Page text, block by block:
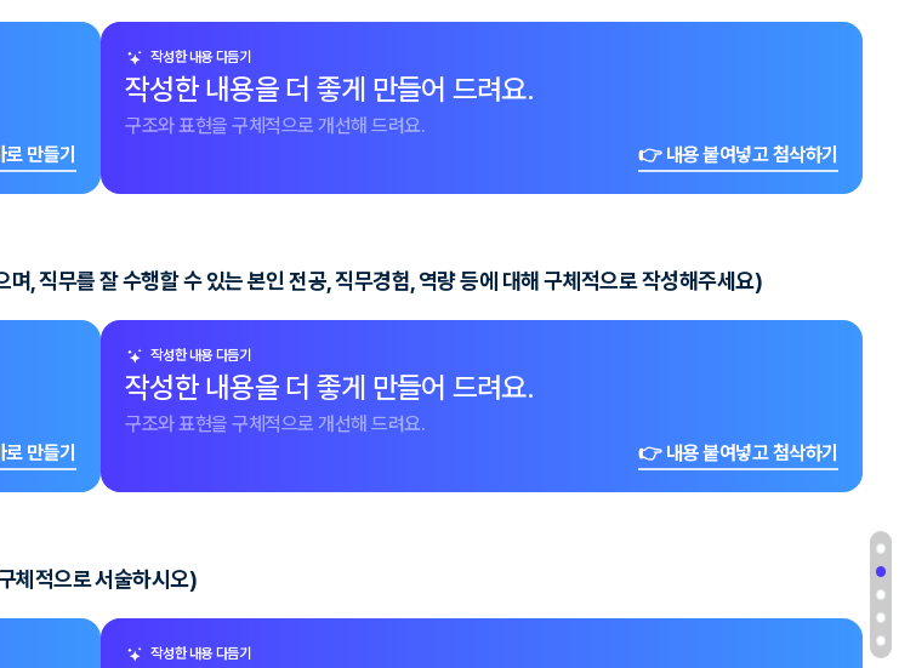
만들기
작성한 내용 다듬기
작성한 내용을 더 좋게 만들어 드려요.
구조와 표현을 구체적으로 개선해 드려요.
👉 내용 붙여넣고 첨삭하기
, 직무를 잘 수행할 수 있는 본인 전공, 직무경험, 역량 등에 대해 구체적으로 작성해주세요)
만들기
작성한 내용 다듬기
작성한 내용을 더 좋게 만들어 드려요.
구조와 표현을 구체적으로 개선해 드려요.
👉 내용 붙여넣고 첨삭하기
체적으로 서술하시오)
작성한 내용 다듬기